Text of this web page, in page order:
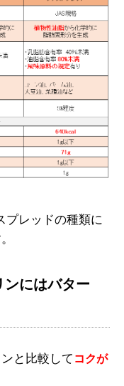
プレッドの種類に
にはバター
と比較して コクが